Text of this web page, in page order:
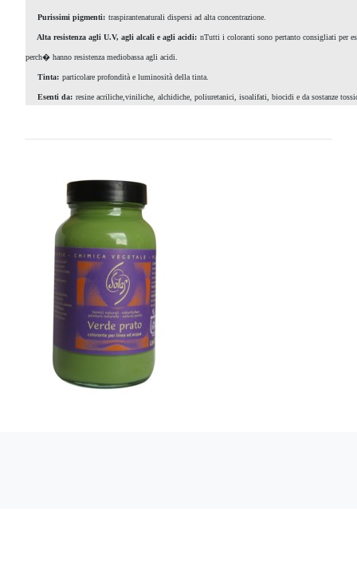
Purissimi pigmenti: traspirantenaturali dispersi ad alta concentrazione.
Alta resistenza agli U.V, agli alcali e agli acidi: nTutti i coloranti sono pertanto consigliati per
perch� hanno resistenza mediobassa agli acidi.
Tinta: particolare profondità e luminosità della tinta.
Esenti da: resine acriliche,viniliche, alchidiche, poliuretanici, isoalifati, biocidi e da sostanze